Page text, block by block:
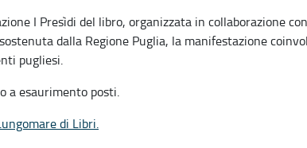
I Presìdi del libro, organizzata in collaborazione
dalla Regione Puglia, la manifestazione
pugliesi.
a esaurimento posti.
di Libri.